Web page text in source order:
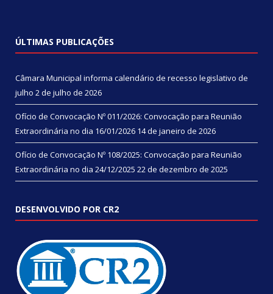
ÚLTIMAS PUBLICAÇÕES
Câmara Municipal informa calendário de recesso legislativo de
julho 2 de julho de 2026
Ofício de Convocação Nº 011/2026: Convocação para Reunião
Extraordinária no dia 16/01/2026 14 de janeiro de 2026
Ofício de Convocação Nº 108/2025: Convocação para Reunião
Extraordinária no dia 24/12/2025 22 de dezembro de 2025
DESENVOLVIDO POR CR2